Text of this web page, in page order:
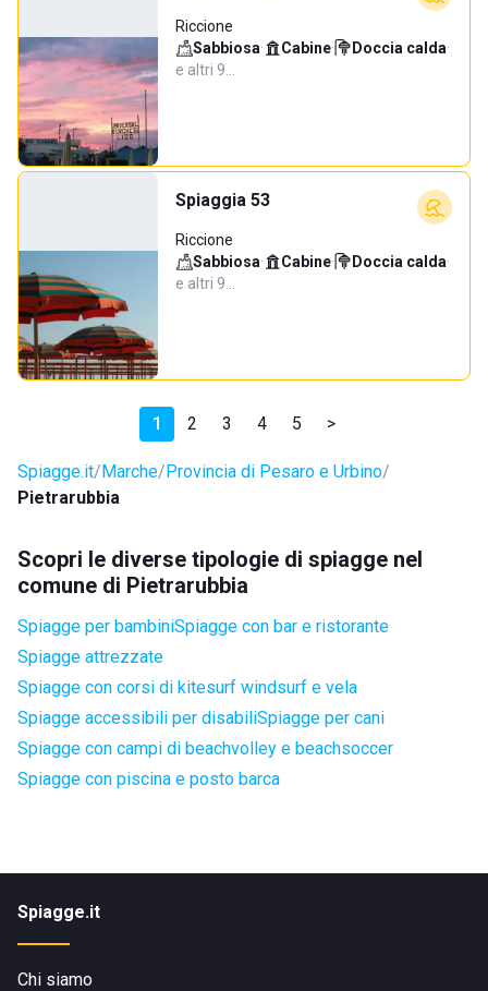
Riccione
Sabbiosa· Cabine· Doccia calda·
e altri 9…
Spiaggia 53
Riccione
Sabbiosa· Cabine· Doccia calda·
e altri 9…
1 2 3 4 5 >
Spiagge.it Marche Provincia di Pesaro e Urbino
Pietrarubbia
Scopri le diverse tipologie di spiagge nel
comune di Pietrarubbia
Spiagge per bambiniSpiagge con bar e ristorante
Spiagge attrezzate
Spiagge con corsi di kitesurf windsurf e vela
Spiagge accessibili per disabiliSpiagge per cani
Spiagge con campi di beachvolley e beachsoccer
Spiagge con piscina e posto barca
Spiagge.it
Chi siamo